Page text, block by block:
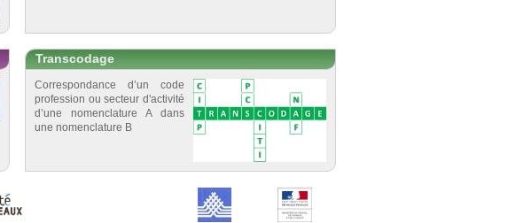
Transcodage
Correspondance d’un code
profession ou secteur d'activité
d’une nomenclature A dans
une nomenclature B